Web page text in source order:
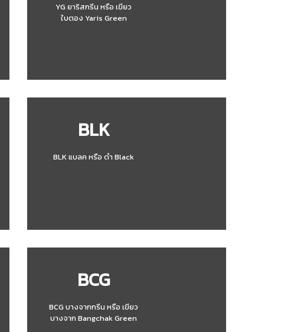
YG ยาริสกรีน หรือ เขียว
ใบตอง Yaris Green
BLK
BLK แบลค หรือ ดำ Black
BCG
BCG บางจากกรีน หรือ เขียว
บางจาก Bangchak Green